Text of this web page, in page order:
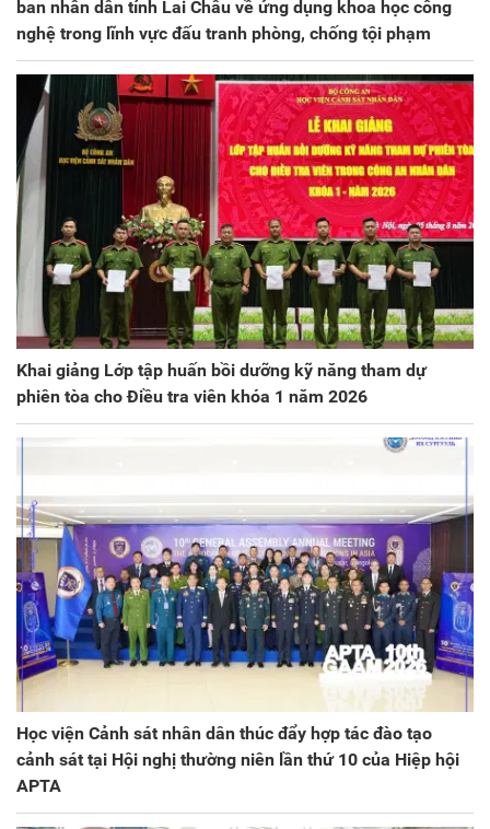
ban nhân dân tỉnh Lai Châu về ứng dụng khoa học công
nghệ trong lĩnh vực đấu tranh phòng, chống tội phạm
Khai giảng Lớp tập huấn bồi dưỡng kỹ năng tham dự
phiên tòa cho Điều tra viên khóa 1 năm 2026
Học viện Cảnh sát nhân dân thúc đẩy hợp tác đào tạo
cảnh sát tại Hội nghị thường niên lần thứ 10 của Hiệp hội
APTA